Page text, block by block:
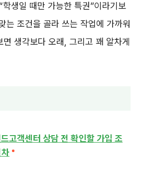
생일 때만 가능한 특권”이라기보
는 조건을 골라 쓰는 작업에 가까워
생각보다 오래, 그리고 꽤 알차게
고객센터 상담 전 확인할 가입 조